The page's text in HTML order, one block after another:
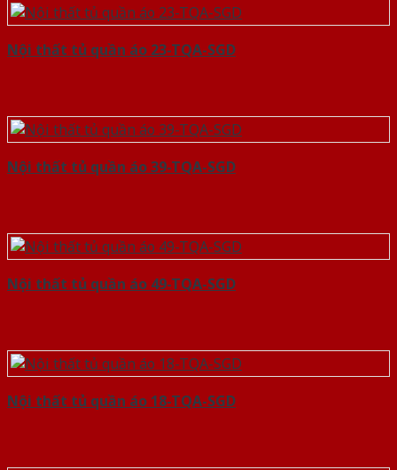
Nội thất tủ quần áo 23-TQA-SGD
Nội thất tủ quần áo 39-TQA-SGD
Nội thất tủ quần áo 49-TQA-SGD
Nội thất tủ quần áo 18-TQA-SGD